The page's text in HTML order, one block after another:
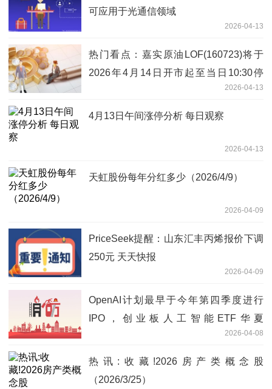
可应用于光通信领域
2026-04-13
热门看点：嘉实原油LOF(160723)将于
2026年4月14日开市起至当日10:30停
牌，自2026年4月14日10:30复牌 停牌期
间赎回业务照常办理
2026-04-13
4月13日午间涨停分析 每日观察
2026-04-13
天虹股份每年分红多少（2026/4/9）
2026-04-09
PriceSeek提醒：山东汇丰丙烯报价下调
250元 天天快报
2026-04-09
OpenAI计划最早于今年第四季度进行
IPO，创业板人工智能ETF华夏
2026-04-08
热讯:收藏!2026房产类概念股
（2026/3/25）